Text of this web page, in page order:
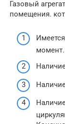
Газовый
помещения.
момент.